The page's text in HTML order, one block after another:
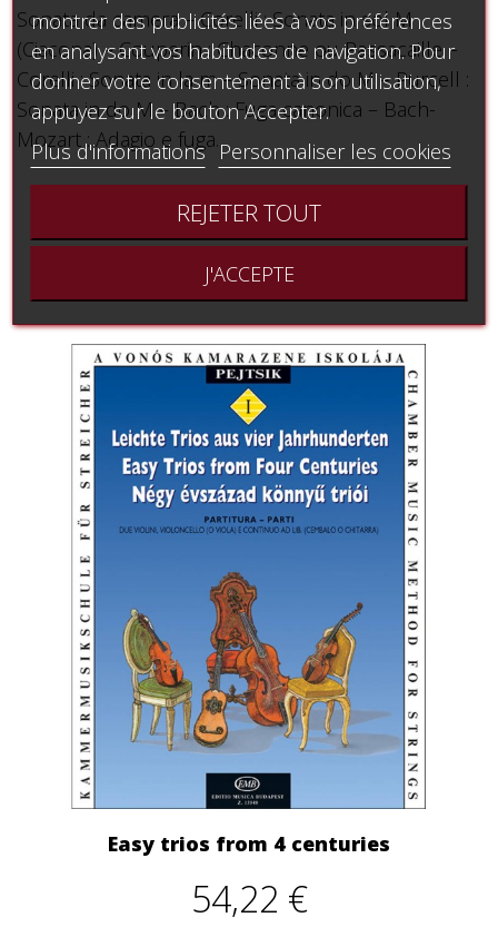
Sonata da camera – Corelli : Sonata in sol M
(Ciacona) – Couperin : Chaconne ou Passacaille –
Corelli : Sonata in la m – Sonata in do M – Purcell :
Sonata in do M – Bach : Fuga canonica – Bach-
Mozart : Adagio e fuga.
Vous aimerez aussi
Easy trios from 4 centuries
54,22 €
montrer des publicités liées à vos préférences
en analysant vos habitudes de navigation. Pour
donner votre consentement à son utilisation,
appuyez sur le bouton Accepter.
Plus d'informations
Personnaliser les cookies
REJETER TOUT
J'ACCEPTE